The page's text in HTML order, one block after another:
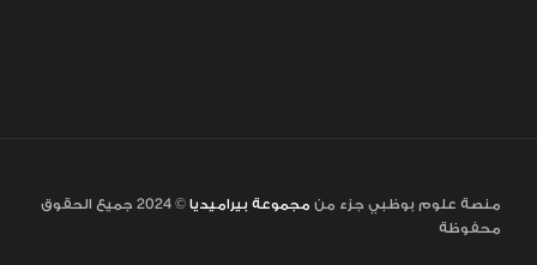
منصة علوم بوظبي جزء من مجموعة بيراميديا
© 2024 جميع الحقوق
محفوظة